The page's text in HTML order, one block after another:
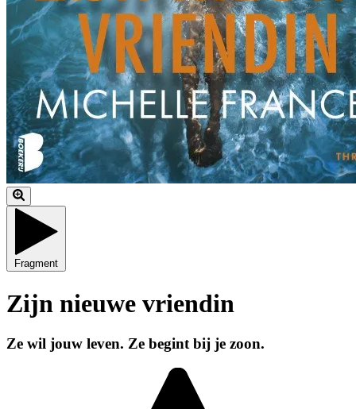
Fragment
Zijn nieuwe vriendin
Ze wil jouw leven. Ze begint bij je zoon.